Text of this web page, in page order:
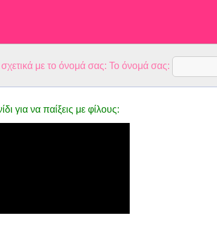
με το όνομά σας: Το όνομά σας:
για να παίξεις με φίλους: